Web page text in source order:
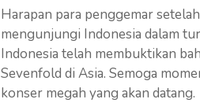
Harapan para penggemar
mengunjungi Indonesia dalam
Indonesia telah membuktikan
Sevenfold di Asia. Semoga
konser megah yang akan datang.